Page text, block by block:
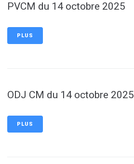
PVCM du 14 octobre 2025
PLUS
ODJ CM du 14 octobre 2025
PLUS